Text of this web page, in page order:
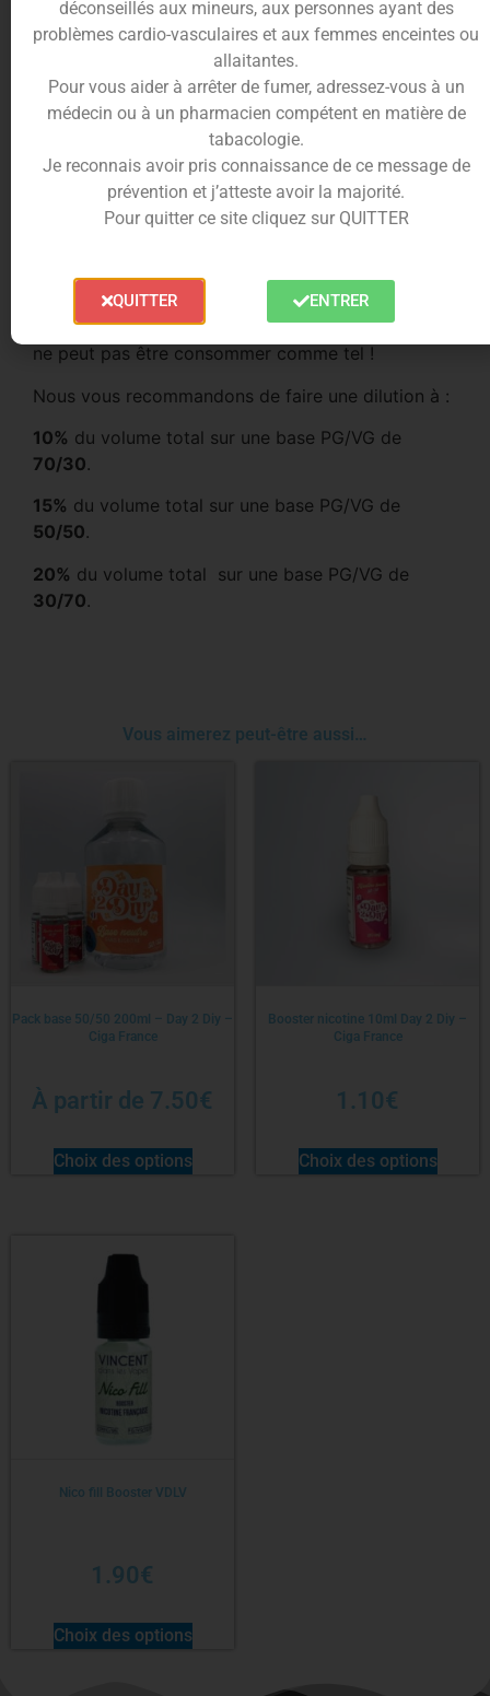
stricts concernant l’origine de la composition de
ses produits.
Ces arômes sont de qualité alimentaire sous forme
liquide, naturels (préparations ou substances
naturelles), ou de synthèse soluble dans du
propylène glycol.
concentrés d’arômede la gammeCirkus
sont conditionnés dans des flacon PET de
goutte, et d’un bouchon sécurité enfant.
concentré d’arômes Gourmetdoit être
impérativement dilué dans une dans une base et
ne peut pas être consommer comme tel !
Nous vous recommandons de faire une dilution à :
10% du volume total sur une base PG/VG de
70/30.
15% du volume total sur une base PG/VG de
50/50.
20% du volume total sur une base PG/VG de
30/70.
Vous aimerez peut-être aussi…
Pack base 50/50 200ml – Day 2 Diy –
Ciga France
À partir de 7.50€
Choix des options
Booster nicotine 10ml Day 2 Diy –
Ciga France
1.10€
Choix des options
Nico fill Booster VDLV
1.90€
Choix des options
déconseillés aux mineurs, aux personnes ayant des
problèmes cardio-vasculaires et aux femmes enceintes ou
allaitantes.
Pour vous aider à arrêter de fumer, adressez-vous à un
médecin ou à un pharmacien compétent en matière de
tabacologie.
Je reconnais avoir pris connaissance de ce message de
prévention et j’atteste avoir la majorité.
Pour quitter ce site cliquez sur QUITTER
QUITTER ENTRER